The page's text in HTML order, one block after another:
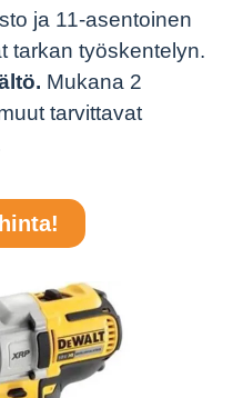
ja 11-asentoinen
tarkan työskentelyn.
Mukana 2
tarvittavat